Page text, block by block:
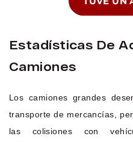
Estadísticas De
Camiones
Los camiones grandes
transporte de mercancías,
las colisiones con